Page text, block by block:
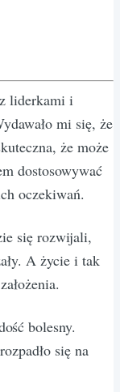
liderkami i
mi się, że
że może
dostosowywać
oczekiwań.
się rozwijali,
A życie i tak
bolesny.
się na